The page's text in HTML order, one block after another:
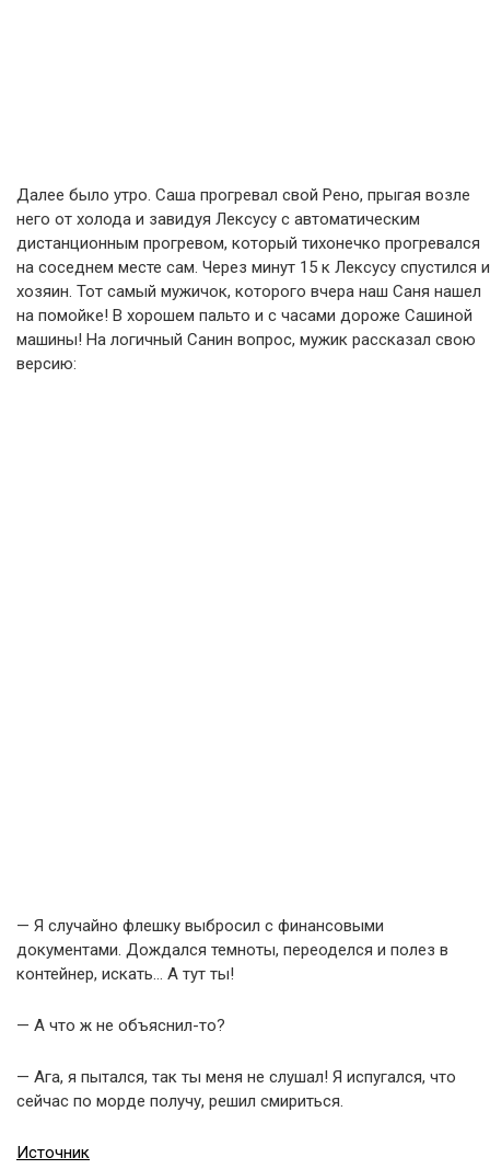
Далее было утро. Саша прогревал свой Рено, прыгая возле
него от холода и завидуя Лексусу с автоматическим
дистанционным прогревом, который тихонечко прогревался
на соседнем месте сам. Через минут 15 к Лексусу спустился и
хозяин. Тот самый мужичок, которого вчера наш Саня нашел
на помойке! В хорошем пальто и с часами дороже Сашиной
машины! На логичный Санин вопрос, мужик рассказал свою
версию:
— Я случайно флешку выбросил с финансовыми
документами. Дождался темноты, переоделся и полез в
контейнер, искать… А тут ты!
— А что ж не объяснил-то?
— Ага, я пытался, так ты меня не слушал! Я испугался, что
сейчас по морде получу, решил смириться.
Источник